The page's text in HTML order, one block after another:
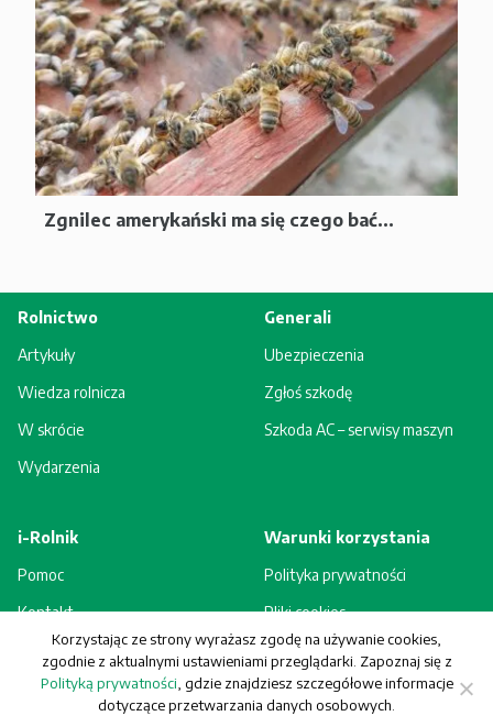
Zgnilec amerykański ma się czego bać...
Rolnictwo
Artykuły
Wiedza rolnicza
W skrócie
Wydarzenia
Generali
Ubezpieczenia
Zgłoś szkodę
Szkoda AC – serwisy maszyn
i-Rolnik
Pomoc
Kontakt
Rejestracja - korzyści
Warunki korzystania
Polityka prywatności
Pliki cookies
Regulamin
Korzystając ze strony wyrażasz zgodę na używanie cookies,
zgodnie z aktualnymi ustawieniami przeglądarki. Zapoznaj się z
Polityką prywatności , gdzie znajdziesz szczegółowe informacje
dotyczące przetwarzania danych osobowych.